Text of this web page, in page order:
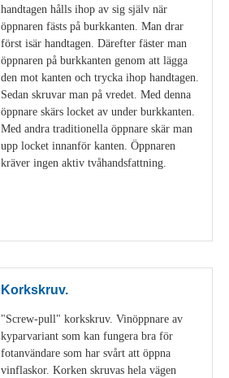
handtagen hålls ihop av sig själv när
öppnaren fästs på burkkanten. Man drar
först isär handtagen. Därefter fäster man
öppnaren på burkkanten genom att lägga
den mot kanten och trycka ihop handtagen.
Sedan skruvar man på vredet. Med denna
öppnare skärs locket av under burkkanten.
Med andra traditionella öppnare skär man
upp locket innanför kanten. Öppnaren
kräver ingen aktiv tvåhandsfattning.
Korkskruv.
"Screw-pull" korkskruv. Vinöppnare av
kyparvariant som kan fungera bra för
fotanvändare som har svårt att öppna
vinflaskor. Korken skruvas hela vägen